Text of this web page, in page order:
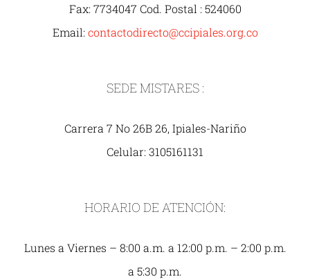
Fax: 7734047 Cod. Postal : 524060
Email: contactodirecto@ccipiales.org.co
SEDE MISTARES :
Carrera 7 No 26B 26, Ipiales-Nariño
Celular: 3105161131
HORARIO DE ATENCIÓN:
Lunes a Viernes – 8:00 a.m. a 12:00 p.m. – 2:00 p.m.
a 5:30 p.m.